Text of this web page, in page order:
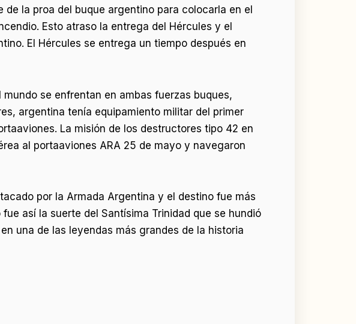
la proa del buque argentino para colocarla en el
Esto atraso la entrega del Hércules y el
El Hércules se entrega un tiempo después en
se enfrentan en ambas fuerzas buques,
argentina tenía equipamiento militar del primer
La misión de los destructores tipo 42 en
al portaaviones ARA 25 de mayo y navegaron
por la Armada Argentina y el destino fue más
así la suerte del Santísima Trinidad que se hundió
una de las leyendas más grandes de la historia